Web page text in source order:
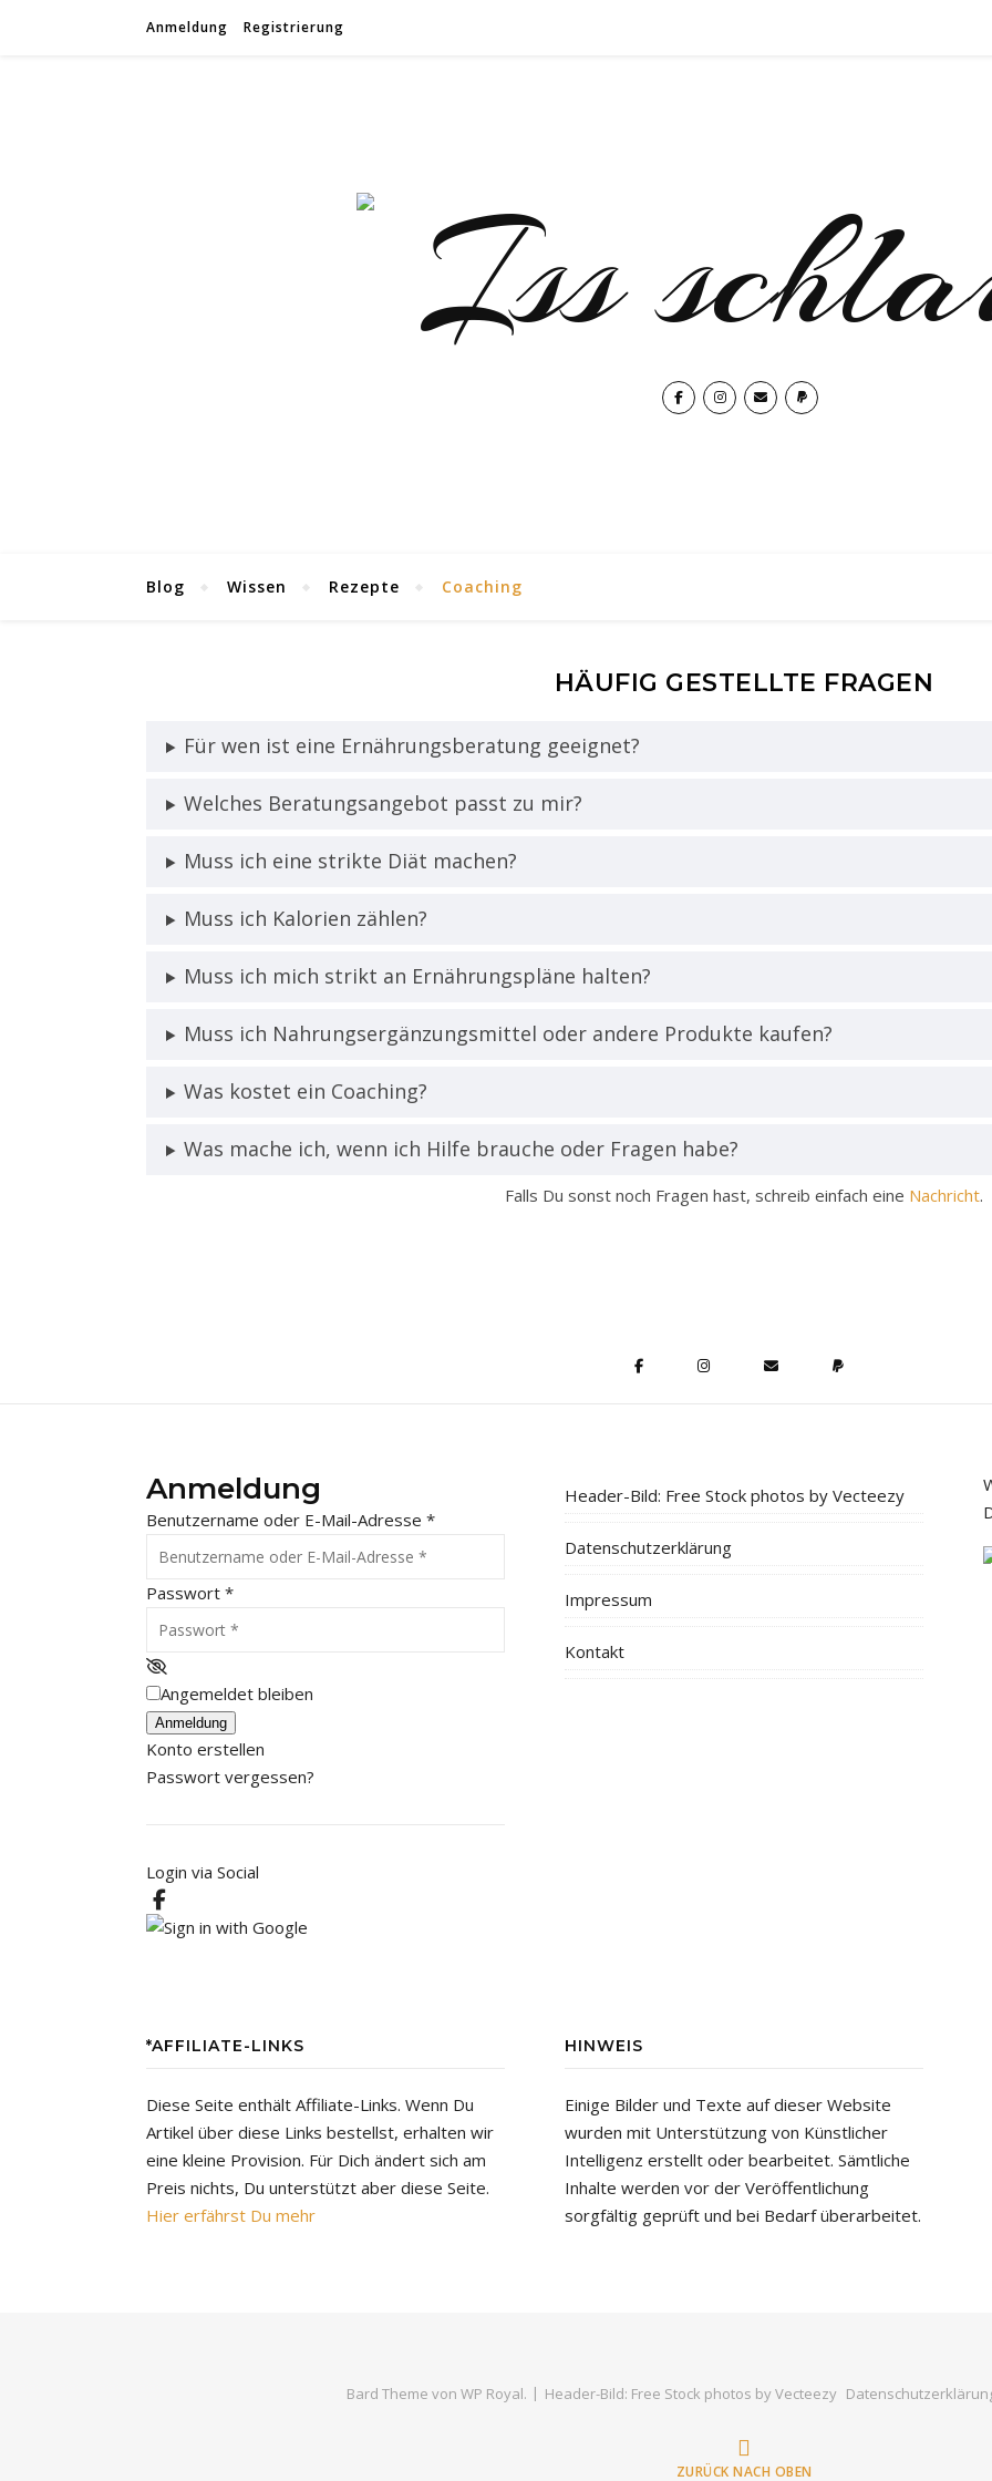
Anmeldung Registrierung
Blog Wissen Rezepte Coaching
HÄUFIG GESTELLTE FRAGEN
Für wen ist eine Ernährungsberatung geeignet?
Welches Beratungsangebot passt zu mir?
Muss ich eine strikte Diät machen?
Muss ich Kalorien zählen?
Muss ich mich strikt an Ernährungspläne halten?
Muss ich Nahrungsergänzungsmittel oder andere Produkte kaufen?
Was kostet ein Coaching?
Was mache ich, wenn ich Hilfe brauche oder Fragen habe?
Falls Du sonst noch Fragen hast, schreib einfach eine Nachricht.
Anmeldung
Benutzername oder E-Mail-Adresse *
Passwort *
Angemeldet bleiben
Anmeldung
Konto erstellen
Passwort vergessen?
Login via Social
Header-Bild: Free Stock photos by Vecteezy
Datenschutzerklärung
Impressum
Kontakt
*AFFILIATE-LINKS
Diese Seite enthält Affiliate-Links. Wenn Du
Artikel über diese Links bestellst, erhalten wir
eine kleine Provision. Für Dich ändert sich am
Preis nichts, Du unterstützt aber diese Seite.
Hier erfährst Du mehr
HINWEIS
Einige Bilder und Texte auf dieser Website
wurden mit Unterstützung von Künstlicher
Intelligenz erstellt oder bearbeitet. Sämtliche
Inhalte werden vor der Veröffentlichung
sorgfältig geprüft und bei Bedarf überarbeitet.
Bard Theme von WP Royal. Header-Bild: Free Stock photos by Vecteezy
ZURÜCK NACH OBEN